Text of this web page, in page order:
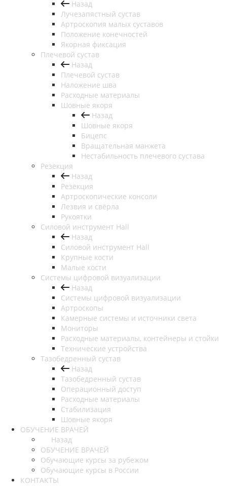
Назад
Лучезапястный сустав
Артроскопия малых суставов
Положение конечностей
Якорная фиксация
Плечевой сустав
Назад
Плечевой сустав
Наложение шва
Расходные материалы
Шовные якоря
Назад
Шовные якоря
Бицепс
Вращательная манжета
Нестабильность плечевого сустава
Резекция
Назад
Резекция
Артроскопические консоли
Лезвия и свёрла
Рукоятки
Силовой инструмент Hall
Назад
Силовой инструмент Hall
Крупные кости
Малые кости
Системы цифровой визуализации
Назад
Системы цифровой визуализации
Артроскопы
Камерные системы и источники света
Мониторы
Расходные материалы, контейнеры и стойки
Технические устройства
Тазобедренный сустав
Назад
Тазобедренный сустав
Операционный доступ
Расходные материалы
Стабилизация
Шовные якоря
ОБУЧЕНИЕ ВРАЧЕЙ
Назад
ОБУЧЕНИЕ ВРАЧЕЙ
Обучающие курсы за рубежом
Обучающие курсы в России
КОНТАКТЫ